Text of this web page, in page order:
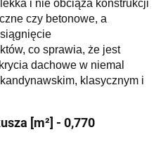
i nie obciąża konstrukcji
czy betonowe, a
co sprawia, że jest
dachowe w niemal
klasycznym i
[m²] - 0,770